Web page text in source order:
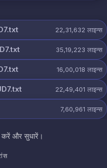
22,31,632 लाइन्स
35,19,223 लाइन्स
16,00,018 लाइन्स
22,49,401 लाइन्स
7,60,961 लाइन्स
करें और सुधारें।